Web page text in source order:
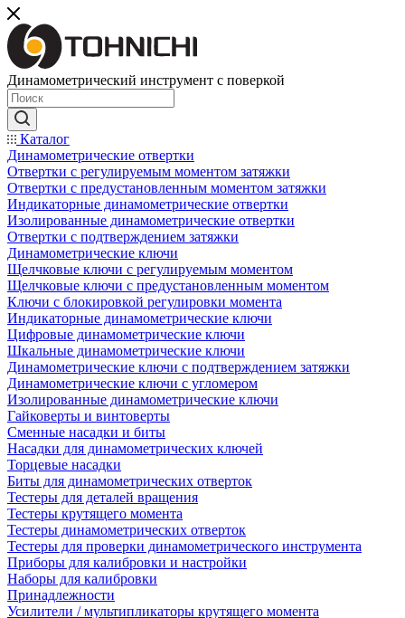
Динамометрический инструмент с поверкой
Каталог
Динамометрические отвертки
Отвертки с регулируемым моментом затяжки
Отвертки с предустановленным моментом затяжки
Индикаторные динамометрические отвертки
Изолированные динамометрические отвертки
Отвертки с подтверждением затяжки
Динамометрические ключи
Щелчковые ключи с регулируемым моментом
Щелчковые ключи с предустановленным моментом
Ключи с блокировкой регулировки момента
Индикаторные динамометрические ключи
Цифровые динамометрические ключи
Шкальные динамометрические ключи
Динамометрические ключи с подтверждением затяжки
Динамометрические ключи с угломером
Изолированные динамометрические ключи
Гайковерты и винтоверты
Сменные насадки и биты
Насадки для динамометрических ключей
Торцевые насадки
Биты для динамометрических отверток
Тестеры для деталей вращения
Тестеры крутящего момента
Тестеры динамометрических отверток
Тестеры для проверки динамометрического инструмента
Приборы для калибровки и настройки
Наборы для калибровки
Принадлежности
Усилители / мультипликаторы крутящего момента